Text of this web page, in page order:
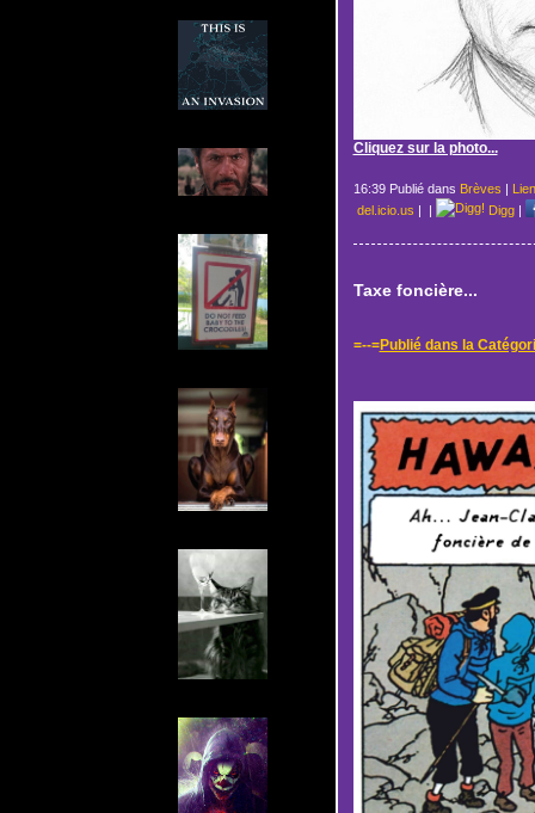
Cliquez sur la photo...
16:39 Publié dans Brèves |
del.icio.us | | Digg|
Taxe foncière...
=--=Publié dans la